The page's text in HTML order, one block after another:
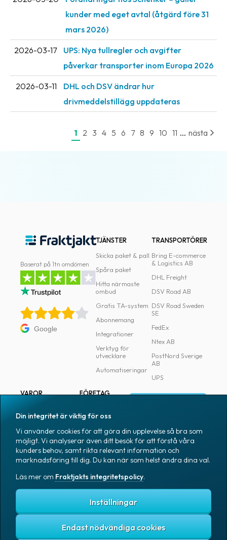
kunder med eget avtal (åtgärd före 31
mars 2026)
2026-03-17
UPS: Nya tullregler och avgifter
påverkar transporter inom Europa 2026
2026-03-11
DHL och DSV ändrar hur
drivmeddelstillägg uppdateras
1 2 3 4 5 6 7 8 9 10 11 ... nästa
Baserat på 1tn omdömen
Google
TJÄNSTER
Skicka paket & pall
Spåra paket
Hitta närmaste
ombud
Gratis TA-system
Abonnemang
Integrationer
Verktyg för
utvecklare
Automatiseringar
TRANSPORTÖRER
Bring E-commerce
& Logistics AB
DHL Freight
DSV Road AB
DSV Road Sweden
SE
FedEx
Ntex AB
PostNord Sverige
AB
UPS
VAROR
Märkning
Emballage
Emballagetillbehör
Kontorsvaror
FÖRETAG
Pressrum
Medarbetare
Jobb & karriär
Nyhetsarkiv
Blogg
Skapa konto
Fraktjakts integritetspolicy Allmänna villkor
Din integritet är viktig för oss
Vi använder cookies för att göra din upplevelse så bra som
möjligt. Vi analyserar även ditt besök för att förstå våra
kunders behov, samt rikta relevant information och
marknadsföring till dig. Du kan när som helst ändra dina val.
Läs mer om Fraktjakts integritetspolicy.
Inställningar
Endast nödvändiga cookies